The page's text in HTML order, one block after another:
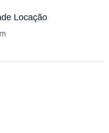
Locação